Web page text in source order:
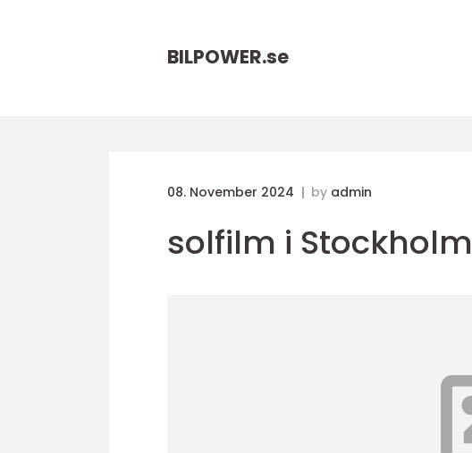
BILPOWER.se
08. November 2024 by admin
solfilm i Stockholm